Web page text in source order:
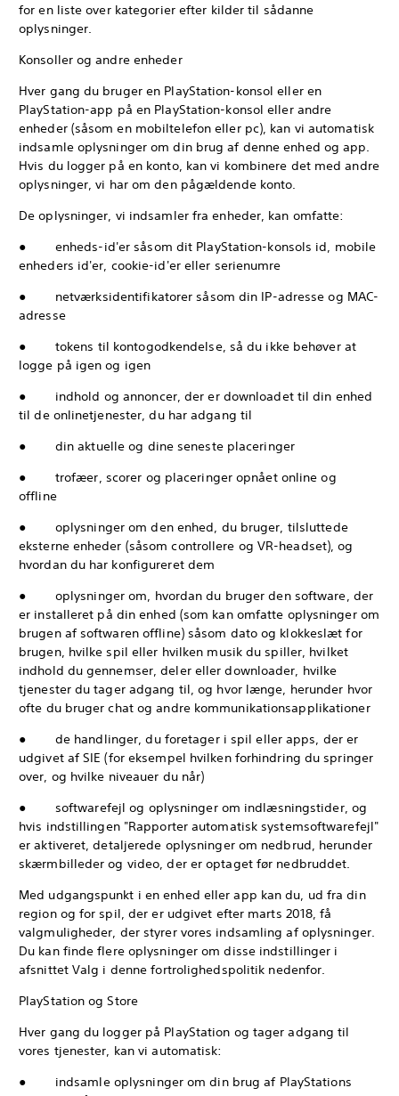
for en liste over kategorier efter kilder til sådanne
oplysninger.
Konsoller og andre enheder
Hver gang du bruger en PlayStation-konsol eller en
PlayStation-app på en PlayStation-konsol eller andre
enheder (såsom en mobiltelefon eller pc), kan vi automatisk
indsamle oplysninger om din brug af denne enhed og app.
Hvis du logger på en konto, kan vi kombinere det med andre
oplysninger, vi har om den pågældende konto.
De oplysninger, vi indsamler fra enheder, kan omfatte:
● enheds-id'er såsom dit PlayStation-konsols id, mobile
enheders id'er, cookie-id'er eller serienumre
● netværksidentifikatorer såsom din IP-adresse og MAC-
adresse
● tokens til kontogodkendelse, så du ikke behøver at
logge på igen og igen
● indhold og annoncer, der er downloadet til din enhed
til de onlinetjenester, du har adgang til
● din aktuelle og dine seneste placeringer
● trofæer, scorer og placeringer opnået online og
offline
● oplysninger om den enhed, du bruger, tilsluttede
eksterne enheder (såsom controllere og VR-headset), og
hvordan du har konfigureret dem
● oplysninger om, hvordan du bruger den software, der
er installeret på din enhed (som kan omfatte oplysninger om
brugen af softwaren offline) såsom dato og klokkeslæt for
brugen, hvilke spil eller hvilken musik du spiller, hvilket
indhold du gennemser, deler eller downloader, hvilke
tjenester du tager adgang til, og hvor længe, herunder hvor
ofte du bruger chat og andre kommunikationsapplikationer
● de handlinger, du foretager i spil eller apps, der er
udgivet af SIE (for eksempel hvilken forhindring du springer
over, og hvilke niveauer du når)
● softwarefejl og oplysninger om indlæsningstider, og
hvis indstillingen "Rapporter automatisk systemsoftwarefejl"
er aktiveret, detaljerede oplysninger om nedbrud, herunder
skærmbilleder og video, der er optaget før nedbruddet.
Med udgangspunkt i en enhed eller app kan du, ud fra din
region og for spil, der er udgivet efter marts 2018, få
valgmuligheder, der styrer vores indsamling af oplysninger.
Du kan finde flere oplysninger om disse indstillinger i
afsnittet Valg i denne fortrolighedspolitik nedenfor.
PlayStation og Store
Hver gang du logger på PlayStation og tager adgang til
vores tjenester, kan vi automatisk:
● indsamle oplysninger om din brug af PlayStations